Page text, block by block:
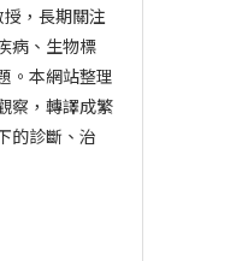
，長期關注
病、生物標
。本網站整理
察，轉譯成繁
的診斷、治